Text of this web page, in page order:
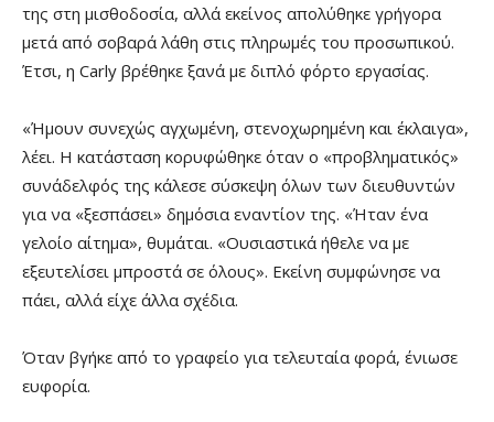
της στη μισθοδοσία, αλλά εκείνος απολύθηκε γρήγορα
μετά από σοβαρά λάθη στις πληρωμές του προσωπικού.
Έτσι, η Carly βρέθηκε ξανά με διπλό φόρτο εργασίας.
«Ήμουν συνεχώς αγχωμένη, στενοχωρημένη και έκλαιγα»,
λέει. Η κατάσταση κορυφώθηκε όταν ο «προβληματικός»
συνάδελφός της κάλεσε σύσκεψη όλων των διευθυντών
για να «ξεσπάσει» δημόσια εναντίον της. «Ήταν ένα
γελοίο αίτημα», θυμάται. «Ουσιαστικά ήθελε να με
εξευτελίσει μπροστά σε όλους». Εκείνη συμφώνησε να
πάει, αλλά είχε άλλα σχέδια.
Όταν βγήκε από το γραφείο για τελευταία φορά, ένιωσε
ευφορία.